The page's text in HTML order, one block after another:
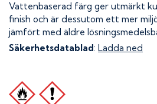
Vattenbaserad färg ger utmärkt
finish och är dessutom ett mer
jämfört med äldre
Säkerhetsdatablad: Ladda ned